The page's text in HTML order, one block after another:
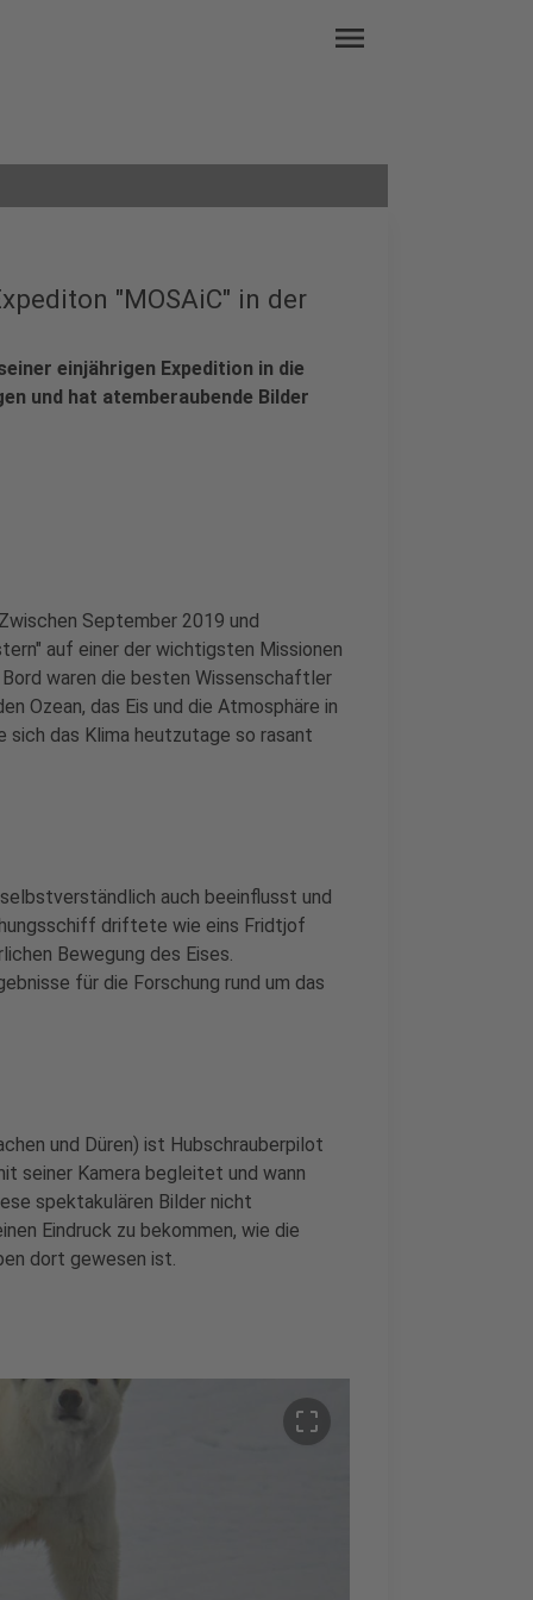
menu
"MOSAiC" in der
einjährigen Expedition in die
und hat atemberaubende Bilder
September 2019 und
auf einer der wichtigsten Missionen
waren die besten Wissenschaftler
Ozean, das Eis und die Atmosphäre in
das Klima heutzutage so rasant
auch beeinflusst und
driftete wie eins Fridtjof
Bewegung des Eises.
für die Forschung rund um das
und Düren) ist Hubschrauberpilot
seiner Kamera begleitet und wann
spektakulären Bilder nicht
Eindruck zu bekommen, wie die
dort gewesen ist.
crop_free